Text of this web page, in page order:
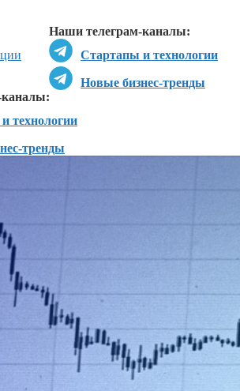
Наши телеграм-каналы:
Стартапы и технологии
Новые бизнес-тренды
технологии
тренды